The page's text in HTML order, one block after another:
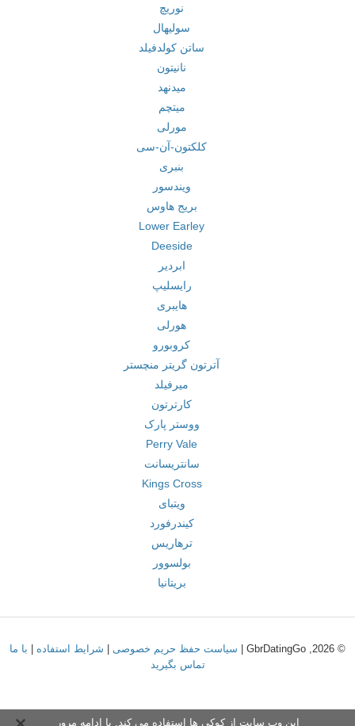
نوریچ
سولیهال
ساتن کولدفیلد
نانیتون
میدنهد
میتچم
مورلی
کلکتون-آن-سی
بنبری
ویندسور
بریج هاوس
Lower Earley
Deeside
ابردیر
رایسلیپ
هایبری
هورلی
کروبورو
آترتون گریتر منچستر
میرفیلد
کارترتون
ووستر پارک
Perry Vale
سانتریسانت
Kings Cross
ویتبای
کیندرفورد
ترهاریس
بولسوور
بریتانیا
© 2026, GbrDatingGo | سیاست حفظ حریم خصوصی شرایط استفاده
با ما
تماس بگیرید
این وب سایت از کوکی ها استفاده می کند. با ادامه مرور